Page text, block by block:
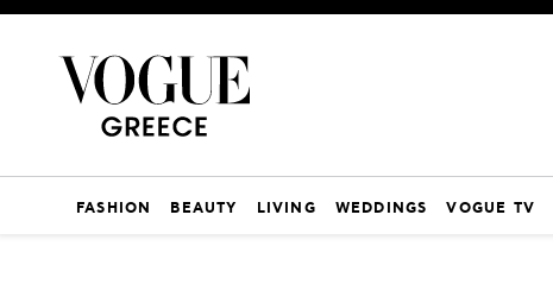
FASHION BEAUTY LIVING WEDDINGS VOGUE TV